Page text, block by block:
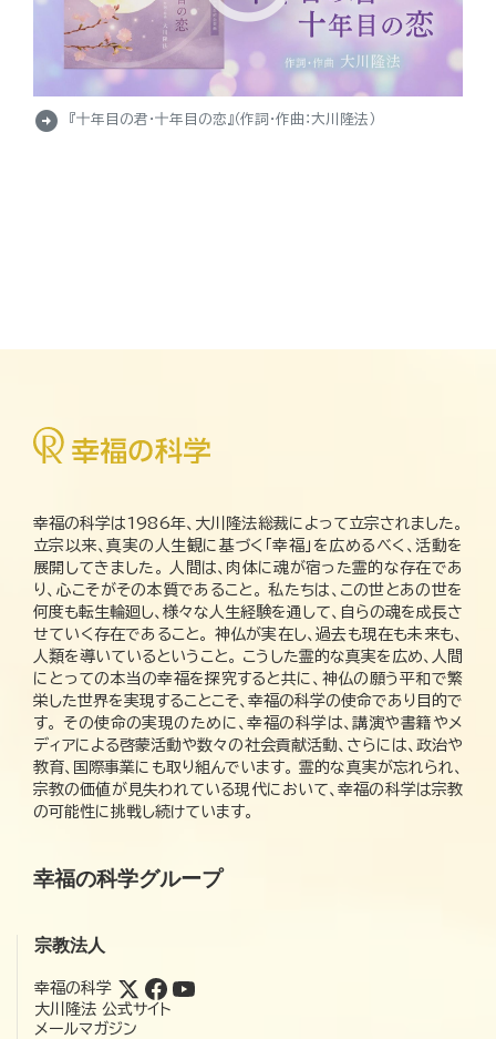
arrow_circle_right 『十年目の君・十年目の恋』（作詞・作曲：大川隆法）
幸福の科学は1986年、大川隆法総裁によって立宗されました。
立宗以来、真実の人生観に基づく「幸福」を広めるべく、活動を
展開してきました。 人間は、肉体に魂が宿った霊的な存在であ
り、心こそがその本質であること。 私たちは、この世とあの世を
何度も転生輪廻し、様々な人生経験を通して、自らの魂を成長さ
せていく存在であること。 神仏が実在し、過去も現在も未来も、
人類を導いているということ。 こうした霊的な真実を広め、人間
にとっての本当の幸福を探究すると共に、神仏の願う平和で繁
栄した世界を実現することこそ、幸福の科学の使命であり目的で
す。 その使命の実現のために、幸福の科学は、講演や書籍やメ
ディアによる啓蒙活動や数々の社会貢献活動、さらには、政治や
教育、国際事業にも取り組んでいます。 霊的な真実が忘れられ、
宗教の価値が見失われている現代において、幸福の科学は宗教
の可能性に挑戦し続けています。
幸福の科学グループ
宗教法人
幸福の科学
大川隆法 公式サイト
メールマガジン